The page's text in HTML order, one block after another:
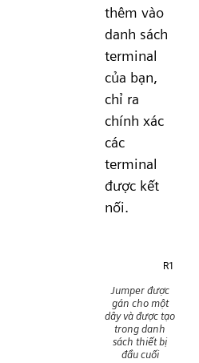
thêm vào
danh sách
terminal
của bạn,
chỉ ra
chính xác
các
terminal
được kết
nối.
Jumper được
gán cho một
dây và được tạo
trong danh
sách thiết bị
đầu cuối